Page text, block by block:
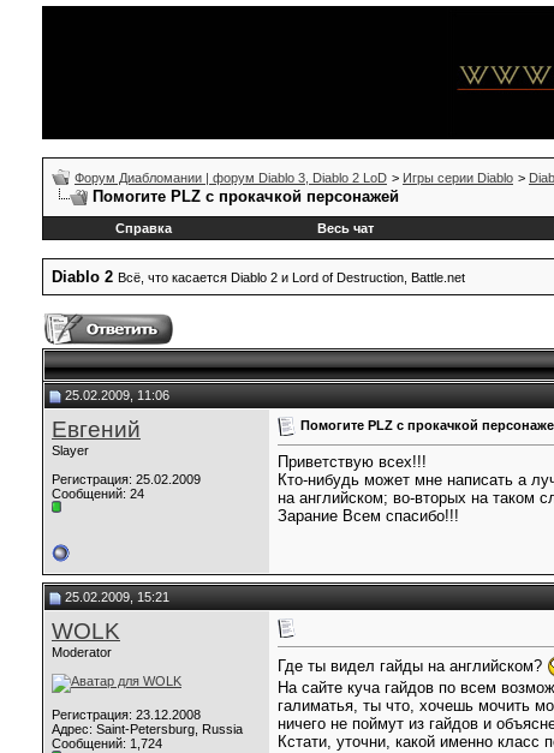
Форум Диабломании | форум Diablo 3, Diablo 2 LoD > Игры серии Diablo >
Помогите PLZ с прокачкой персонажей
Справка
Весь чат
Diablo 2 Всё, что касается Diablo 2 и Lord of Destruction, Battle.net
25.02.2009, 11:06
Евгений
Slayer
Регистрация: 25.02.2009
Сообщений: 24
Помогите PLZ с прокачкой
Приветствую всех!!!
Кто-нибудь может мне написать а
на английском; во-вторых на таком
Зарание Всем спасибо!!!
25.02.2009, 15:21
WOLK
Moderator
Регистрация: 23.12.2008
Адрес: Saint-Petersburg, Russia
Сообщений: 1,724
Где ты видел гайды на английском?
На сайте куча гайдов по всем
галиматья, ты что, хочешь мочить
ничего не поймут из гайдов и
Кстати, уточни, какой именно